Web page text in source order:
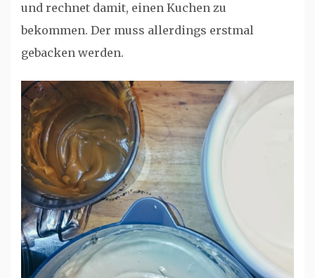
und rechnet damit, einen Kuchen zu
bekommen. Der muss allerdings erstmal
gebacken werden.